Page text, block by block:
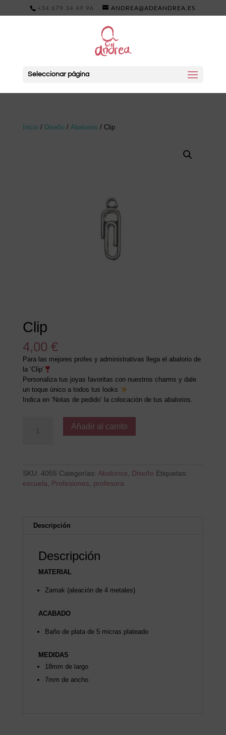
+34 679 34 49 96 ANDREA@ADEANDREA.ES
Seleccionar página
Inicio/ Diseño/ Abalorios / Clip
Clip
4,00 €
Para las mejores profes y administrativas llega el abalorio de
la ‘Clip’
Personaliza tus joyas favoritas con nuestros charms y dale
un toque único a todos tus looks
Indica en ‘Notas de pedido’ la colocación de tus abalorios.
cantidad
Añadir al carrito
SKU: 4055 Categorías: Abalorios, Diseño Etiquetas:
escuela, Profesiones, profesora
Descripción
Descripción
MATERIAL
Zamak (aleación de 4 metales)
ACABADO
Baño de plata de 5 micras plateado
MEDIDAS
18mm de largo
7mm de ancho